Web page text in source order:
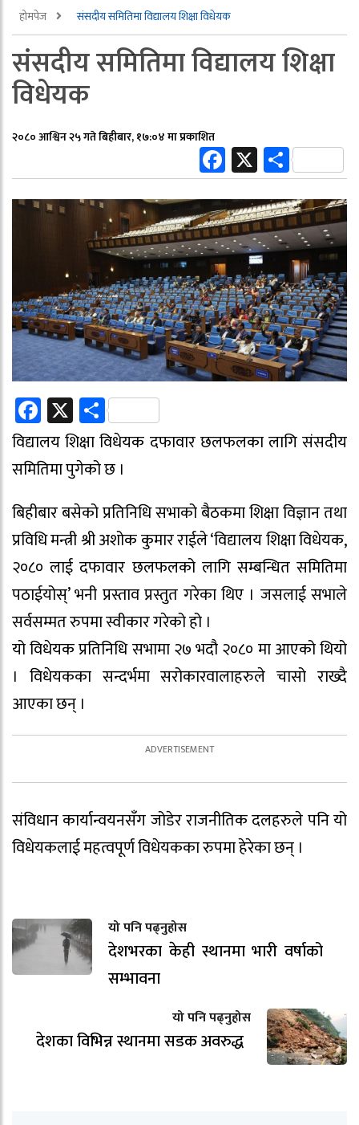
होमपेज संसदीय समितिमा विद्यालय शिक्षा विधेयक
संसदीय समितिमा विद्यालय शिक्षा
विधेयक
२०८० आश्विन २५ गते बिहीबार, १७:०४ मा प्रकाशित
Facebook
XShare
Facebook
X Share
विद्यालय शिक्षा विधेयक दफावार छलफलका लागि संसदीय
समितिमा पुगेको छ ।
बिहीबार बसेको प्रतिनिधि सभाको बैठकमा शिक्षा विज्ञान तथा
प्रविधि मन्त्री श्री अशोक कुमार राईले ‘विद्यालय शिक्षा विधेयक,
२०८० लाई दफावार छलफलको लागि सम्बन्धित समितिमा
पठाईयोस्’ भनी प्रस्ताव प्रस्तुत गरेका थिए । जसलाई सभाले
सर्वसम्मत रुपमा स्वीकार गरेको हो ।
यो विधेयक प्रतिनिधि सभामा २७ भदौ २०८० मा आएको थियो
। विधेयकका सन्दर्भमा सरोकारवालाहरुले चासो राख्दै
आएका छन् ।
संविधान कार्यान्वयनसँग जोडेर राजनीतिक दलहरुले पनि यो
विधेयकलाई महत्वपूर्ण विधेयकका रुपमा हेरेका छन् ।
यो पनि पढ्नुहोस
देशभरका केही स्थानमा भारी वर्षाको
सम्भावना
यो पनि पढ्नुहोस
देशका विभिन्न स्थानमा सडक अवरुद्ध